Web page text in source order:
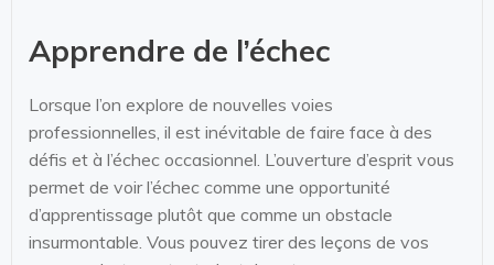
Apprendre de l’échec
Lorsque l’on explore de nouvelles voies
professionnelles, il est inévitable de faire face à des
défis et à l’échec occasionnel. L’ouverture d’esprit vous
permet de voir l’échec comme une opportunité
d’apprentissage plutôt que comme un obstacle
insurmontable. Vous pouvez tirer des leçons de vos